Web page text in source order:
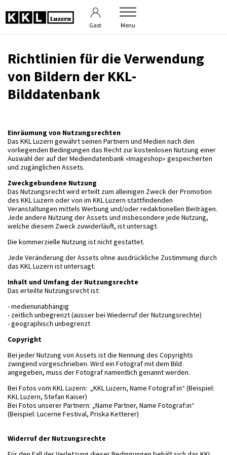
Gast Menu
Passwort
Richtlinien für die Verwendung
von Bildern der KKL-
Bilddatenbank
Einräumung von Nutzungsrechten
Das KKL Luzern gewährt seinen Partnern und Medien nach den
vorliegenden Bedingungen das Recht zur kostenlosen Nutzung einer
Auswahl der auf der Mediendatenbank «Imageshop» gespeicherten
und zugänglichen Assets.
Zweckgebundene Nutzung
Das Nutzungsrecht wird erteilt zum alleinigen Zweck der Promotion
des KKL Luzern oder von im KKL Luzern stattfindenden
Veranstaltungen mittels Werbung und/oder redaktionellen Beiträgen.
Jede andere Nutzung der Assets und insbesondere jede Nutzung,
welche diesem Zweck zuwiderläuft, ist untersagt.
Die kommerzielle Nutzung ist nicht gestattet.
Jede Veränderung der Assets ohne ausdrückliche Zustimmung durch
das KKL Luzern ist untersagt.
Inhalt und Umfang der Nutzungsrechte
Das erteilte Nutzungsrecht ist:
- medienunabhängig
- zeitlich unbegrenzt (ausser bei Wiederruf der Nutzungsrechte)
- geographisch unbegrenzt
Copyright
Bei jeder Nutzung von Assets ist die Nennung des Copyrights
zwingend vorgeschrieben. Wird ein Fotograf mit dem Bild
angegeben, muss der Fotograf namentlich genannt werden.
Bei Fotos vom KKL Luzern: „KKL Luzern, Name Fotograf:in“ (Beispiel:
KKL Luzern, Stefan Kaiser)
Bei Fotos unserer Partnern: „Name Partner, Name Fotograf:in“
(Beispiel: Lucerne Festival, Priska Ketterer)
Widerruf der Nutzungsrechte